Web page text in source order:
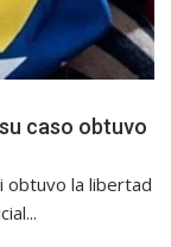
caso obtuvo
obtuvo la libertad